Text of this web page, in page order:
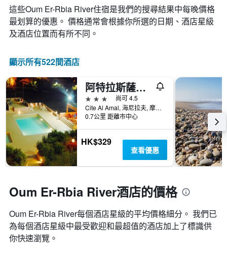
這些Oum Er-Rbia River​住宿是我們的搜尋結果中每晚價格
最划算的優惠。 價格通常會根據你所選的日期、酒店星級
及酒店位置而有所不同。
顯示所有522間酒店
阿特拉斯薩陽酒店 - 海尼夫拉
3星級
尚可 4.5
Cite Al Amal, 海尼拉夫, 摩洛哥
0.7公里 距離市中心
HK$329
查看優惠
Oum Er-Rbia River酒店的價格
Oum Er-Rbia River​每個酒店星級的平均價格細分。 我們已
為每個酒店星級中最受歡迎和最超值的酒店加上了標識供
你快速瀏覽。